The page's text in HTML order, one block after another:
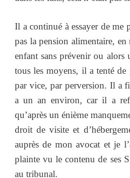
Il a continué à essayer de me
pas la pension alimentaire, en
enfant sans prévenir ou alors
tous les moyens, il a tenté de
par vice, par perversion. Il a
a un an environ, car il a
qu’après un énième
droit de visite et
auprès de mon avocat et je
plainte vu le contenu de ses
au tribunal.